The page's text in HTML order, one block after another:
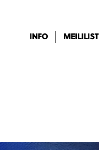
INFO MEILILIST